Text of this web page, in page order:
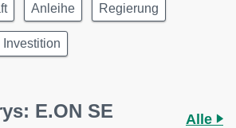
Anleihe Regierung
Investition
E.ON SE Alle